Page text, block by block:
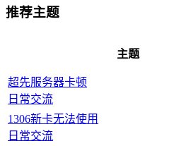
推荐主题
主题
超先服务器卡顿
日常交流
1306新卡无法使用
日常交流